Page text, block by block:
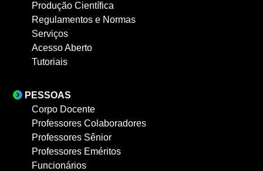
Produção Científica
Regulamentos e Normas
Serviços
Acesso Aberto
Tutoriais
PESSOAS
Corpo Docente
Professores Colaboradores
Professores Sênior
Professores Eméritos
Funcionários